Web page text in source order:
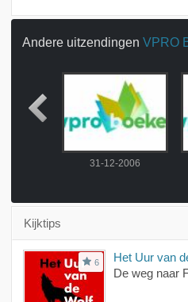
Andere uitzendingen VPRO
31-12-2006
Kijktips
6
Het Uur van
De weg naar